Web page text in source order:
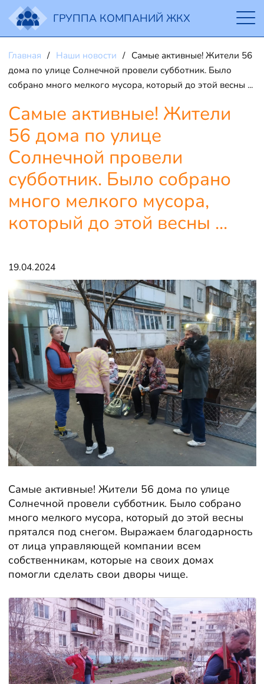
ГРУППА КОМПАНИЙ ЖКХ
Главная Наши новости
Самые активные! Жители 56
дома по улице Солнечной провели субботник. Было
собрано много мелкого мусора, который до этой весны ...
Самые активные! Жители
56 дома по улице
Солнечной провели
субботник. Было собрано
много мелкого мусора,
который до этой весны ...
19.04.2024
Самые активные! Жители 56 дома по улице
Солнечной провели субботник. Было собрано
много мелкого мусора, который до этой весны
прятался под снегом. Выражаем благодарность
от лица управляющей компании всем
собственникам, которые на своих домах
помогли сделать свои дворы чище.